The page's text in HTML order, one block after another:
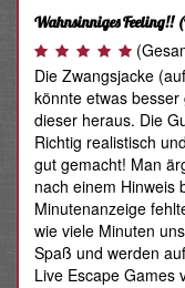
Wahnsinniges Feeling!!
Die Zwangsjacke
könnte etwas
dieser heraus. Die
Richtig realistisch
gut gemacht! Man
nach einem Hinweis
Minutenanzeige
wie viele Minuten
Spaß und werden
Live Escape Games